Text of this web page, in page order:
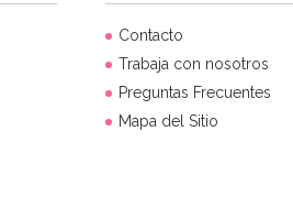
Contacto
Trabaja con nosotros
Preguntas Frecuentes
Mapa del Sitio